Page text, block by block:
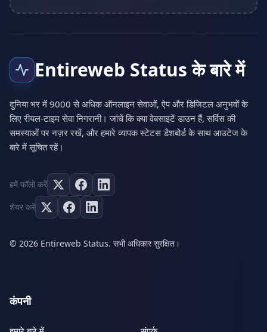
Entireweb Status के बारे में
दुनिया भर में 9000 से अधिक ऑनलाइन सेवाओं, ऐप और डिजिटल अनुभवों के
लिए रीयल-टाइम सेवा निगरानी। जांचें कि क्या वेबसाइटें डाउन हैं, सर्विस की
समस्याओं पर नज़र रखें, और हमारे व्यापक स्टेटस डैशबोर्ड के साथ आउटेज के
बारे में सूचित रहें।
हमें फॉलो करें
शेयर करें
© 2026 Entireweb Status. सभी अधिकार सुरक्षित।
कंपनी